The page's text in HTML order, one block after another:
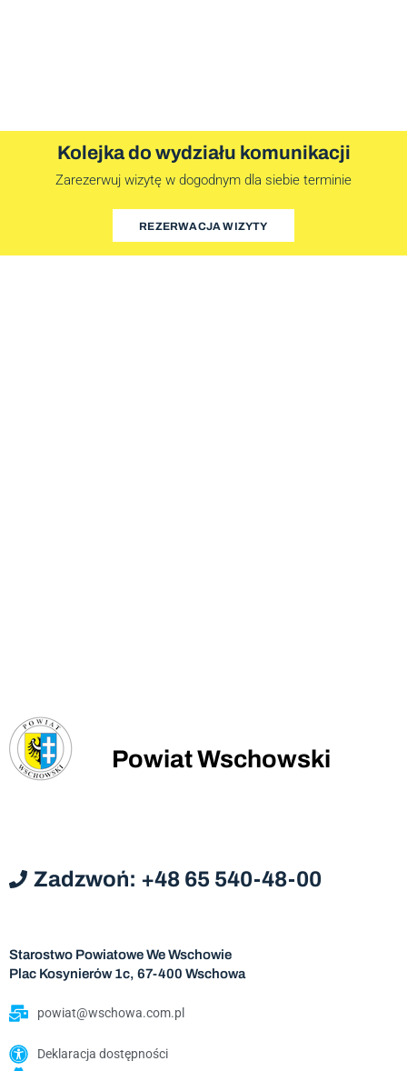
Kolejka do wydziału komunikacji
Zarezerwuj wizytę w dogodnym dla siebie terminie
REZERWACJA WIZYTY
Powiat Wschowski
Zadzwoń: +48 65 540-48-00
Starostwo Powiatowe We Wschowie
Plac Kosynierów 1c, 67-400 Wschowa
powiat@wschowa.com.pl
Deklaracja dostępności